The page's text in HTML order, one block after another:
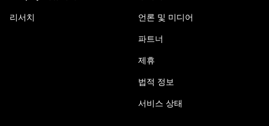
리서치 언론 및 미디어
파트너
제휴
법적 정보
서비스 상태